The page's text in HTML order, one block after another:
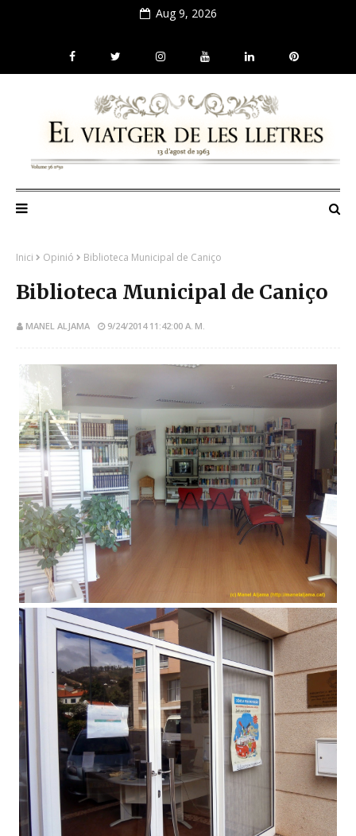
Aug 9, 2026
Inici Opinió Biblioteca Municipal de Caniço
Biblioteca Municipal de Caniço
MANEL ALJAMA 9/24/2014 11:42:00 A. M.